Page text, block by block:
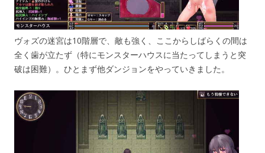
ヴォズの迷宮は10階層で、敵も強く、ここからしばらくの間は
全く歯が立たず（特にモンスターハウスに当たってしまうと突
破は困難）。ひとまず他ダンジョンをやっていきました。